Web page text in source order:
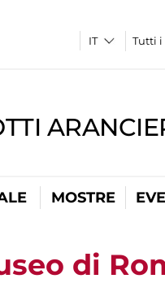
Tutti i
MOSTRE
di